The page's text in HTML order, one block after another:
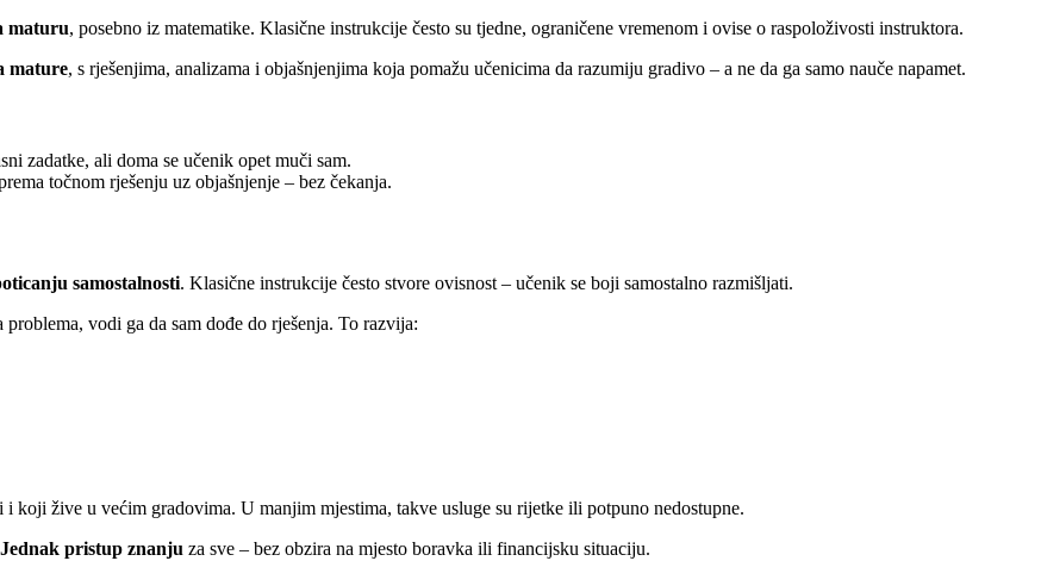
maturu, posebno iz matematike. Klasične instrukcije često su tjedne, ograničene vremenom i ovise o raspoloživosti instruktora.
mature, s rješenjima, analizama i objašnjenjima koja pomažu učenicima da razumiju gradivo – a ne da ga samo nauče napamet.
zadatke, ali doma se učenik opet muči sam.
točnom rješenju uz objašnjenje – bez čekanja.
samostalnosti. Klasične instrukcije često stvore ovisnost – učenik se boji samostalno razmišljati.
problema, vodi ga da sam dođe do rješenja. To razvija:
žive u većim gradovima. U manjim mjestima, takve usluge su rijetke ili potpuno nedostupne.
Jednak pristup znanju za sve – bez obzira na mjesto boravka ili financijsku situaciju.